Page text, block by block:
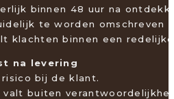
binnen 48 uur na
te worden omschreven
klachten binnen een
na levering
risico bij de klant.
valt buiten